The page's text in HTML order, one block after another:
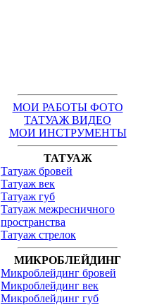
МОИ РАБОТЫ ФОТО
ТАТУАЖ ВИДЕО
МОИ ИНСТРУМЕНТЫ
ТАТУАЖ
Татуаж бровей
Татуаж век
Татуаж губ
Татуаж межресничного
пространства
Татуаж стрелок
МИКРОБЛЕЙДИНГ
Микроблейдинг бровей
Микроблейдинг век
Микроблейдинг губ